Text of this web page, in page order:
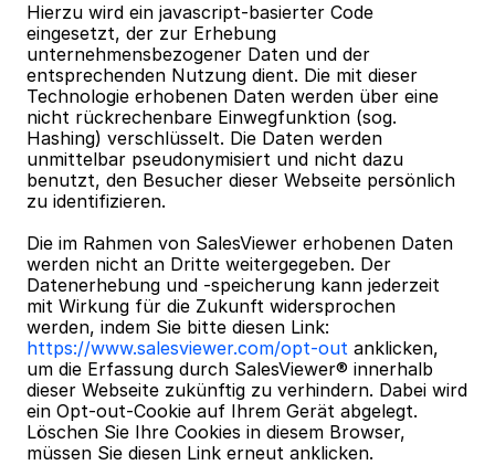
Hierzu wird ein javascript-basierter Code
eingesetzt, der zur Erhebung
unternehmensbezogener Daten und der
entsprechenden Nutzung dient. Die mit dieser
Technologie erhobenen Daten werden über eine
nicht rückrechenbare Einwegfunktion (sog.
Hashing) verschlüsselt. Die Daten werden
unmittelbar pseudonymisiert und nicht dazu
benutzt, den Besucher dieser Webseite persönlich
zu identifizieren.
Die im Rahmen von SalesViewer erhobenen Daten
werden nicht an Dritte weitergegeben. Der
Datenerhebung und -speicherung kann jederzeit
mit Wirkung für die Zukunft widersprochen
https://www.salesviewer.com/opt-out anklicken,
um die Erfassung durch SalesViewer® innerhalb
dieser Webseite zukünftig zu verhindern. Dabei wird
ein Opt-out-Cookie auf Ihrem Gerät abgelegt.
Löschen Sie Ihre Cookies in diesem Browser,
müssen Sie diesen Link erneut anklicken.